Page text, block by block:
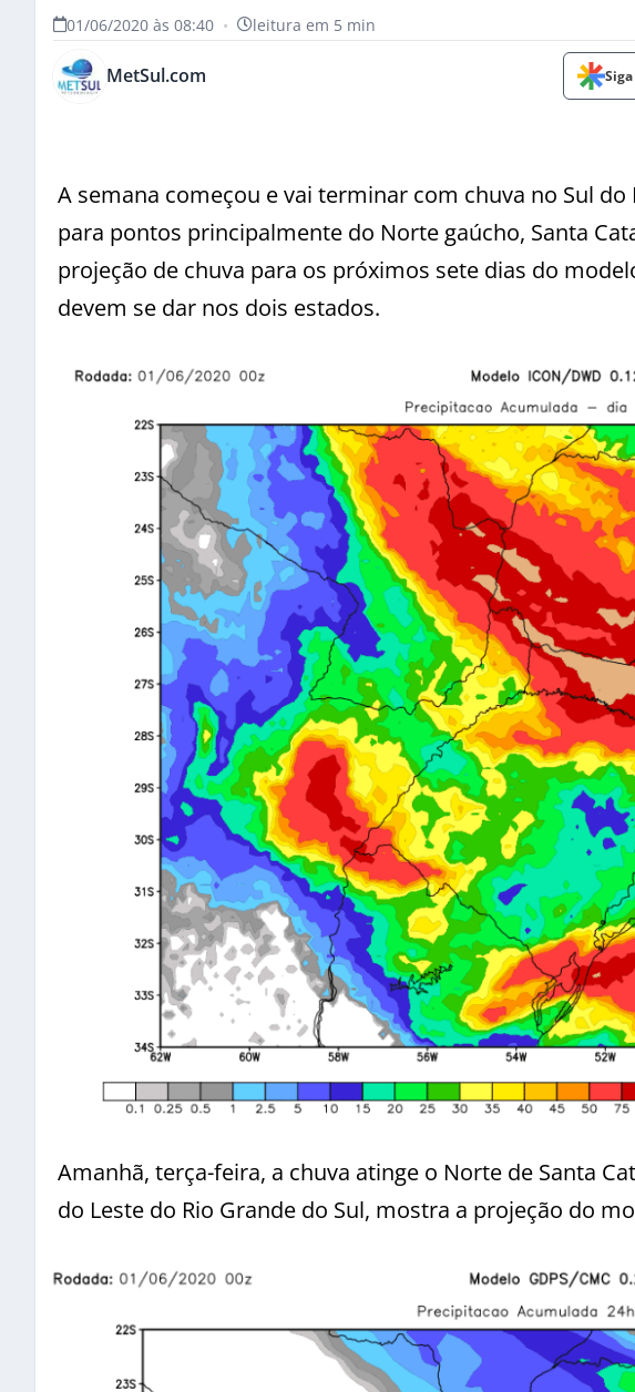
01/06/2020 às 08:40 • leitura em 5 min
MetSul.com
A semana começou e vai terminar com chuva no Sul
para pontos principalmente do Norte gaúcho, Santa
projeção de chuva para os próximos sete dias do
devem se dar nos dois estados.
Amanhã, terça-feira, a chuva atinge o Norte de Santa
do Leste do Rio Grande do Sul, mostra a projeção do